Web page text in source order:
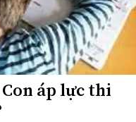
áp lực thi